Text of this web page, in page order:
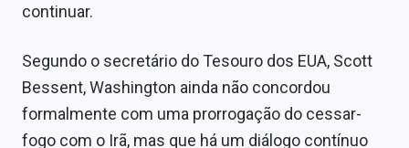
continuar.
Segundo o secretário do Tesouro dos EUA, Scott
Bessent, Washington ainda não concordou
formalmente com uma prorrogação do cessar-
fogo com o Irã, mas que há um diálogo contínuo